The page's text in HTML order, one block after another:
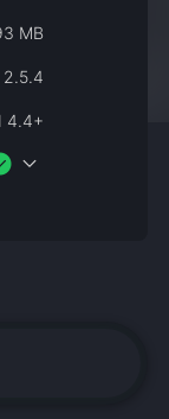
MB
2.5.4
4.4+
expand_more